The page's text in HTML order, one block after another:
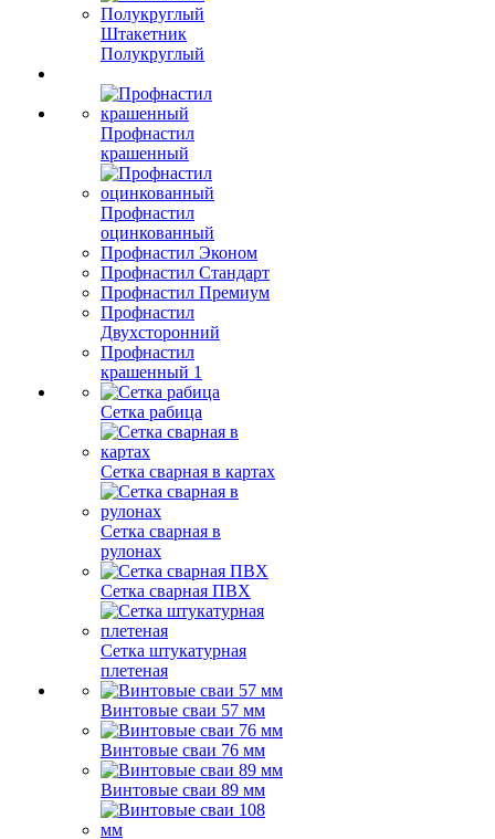
Штакетник
Полукруглый
Профнастил
крашенный
Профнастил
оцинкованный
Профнастил Эконом
Профнастил Стандарт
Профнастил Премиум
Профнастил
Двухсторонний
Профнастил
крашенный 1
Сетка рабица
Сетка сварная в картах
Сетка сварная в
рулонах
Сетка сварная ПВХ
Сетка штукатурная
плетеная
Винтовые сваи 57 мм
Винтовые сваи 76 мм
Винтовые сваи 89 мм